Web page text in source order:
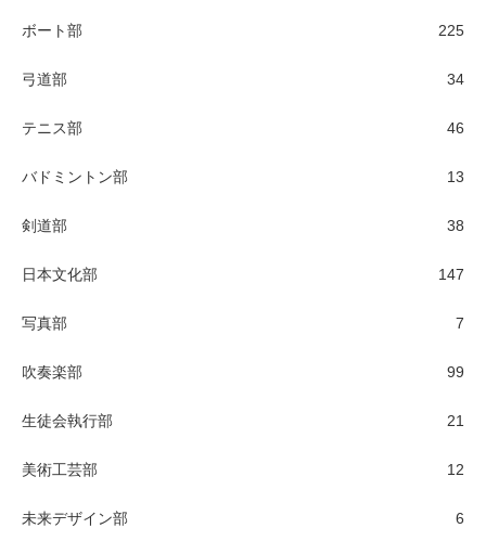
ボート部 225
弓道部 34
テニス部 46
バドミントン部 13
剣道部 38
日本文化部 147
写真部 7
吹奏楽部 99
生徒会執行部 21
美術工芸部 12
未来デザイン部 6